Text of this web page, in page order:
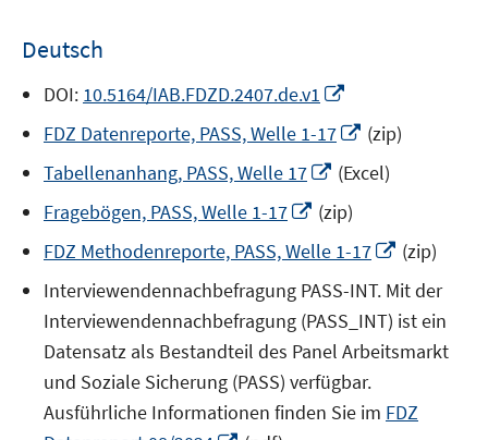
Deutsch
DOI: 10.5164/IAB.FDZD.2407.de.v1
neuem
Fenster
öffnen
FDZ Datenreporte, PASS, Welle 1-17
In
Fenster
(zip)
Tabellenanhang, PASS, Welle 17
In
Fenster
öffnen
(Excel)
Fragebögen, PASS, Welle 1-17
In
Fenster
öffnen
(zip)
FDZ Methodenreporte, PASS, Welle 1-17
In
Fenster
öffnen
(zip)
Interviewendennachbefragung PASS-INT. Mit der
Interviewendennachbefragung (PASS_INT) ist ein
Datensatz als Bestandteil des Panel Arbeitsmarkt
und Soziale Sicherung (PASS) verfügbar.
Ausführliche Informationen finden Sie im FDZ